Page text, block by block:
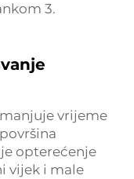
3.
vrijeme
opterećenje
vijek i male